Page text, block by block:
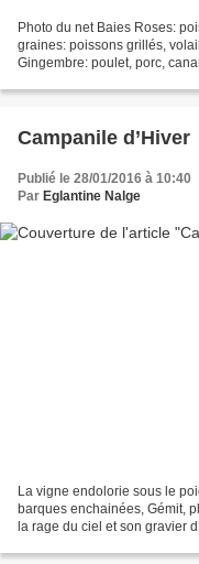
Photo du net Baies Roses:
graines: poissons grillés,
Gingembre: poulet, porc,
Campanile d’Hiver
Publié le 28/01/2016 à 10:40
Par Eglantine Nalge
La vigne endolorie sous le
barques enchainées, Gémit,
la rage du ciel et son gravier